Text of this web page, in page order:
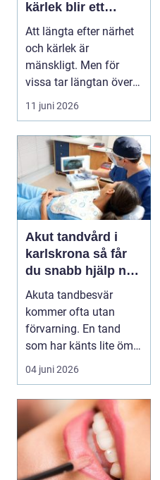
kärlek blir ett
beroende
Att längta efter närhet
och kärlek är
mänskligt. Men för
vissa tar längtan över
helt. Relationer, fö...
11 juni 2026
Akut tandvård i
karlskrona så får
du snabb hjälp när
tanden krisar
Akuta tandbesvär
kommer ofta utan
förvarning. En tand
som har känts lite öm
kan plötsligt göra så
on...
04 juni 2026